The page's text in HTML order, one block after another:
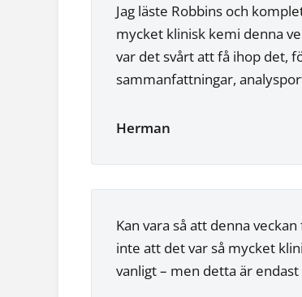
Jag läste Robbins och
mycket klinisk kemi denna
var det svårt att få ihop det,
sammanfattningar,
Herman
Kan vara så att denna
inte att det var så mycket
vanligt – men detta är